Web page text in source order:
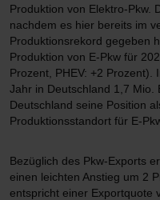
Produktion von Elektro-Pkw.
nachdem es hier bereits im
Produktionsrekord gegeben
Produktion von E-Pkw für
Prozent, PHEV: +2 Prozent).
Jahr in Deutschland 1,7 Mio.
Deutschland seine Position
Produktionsstandort für E-
Bezüglich des Pkw-Exports
einen leichten Anstieg um 2
entspricht einer Exportquote